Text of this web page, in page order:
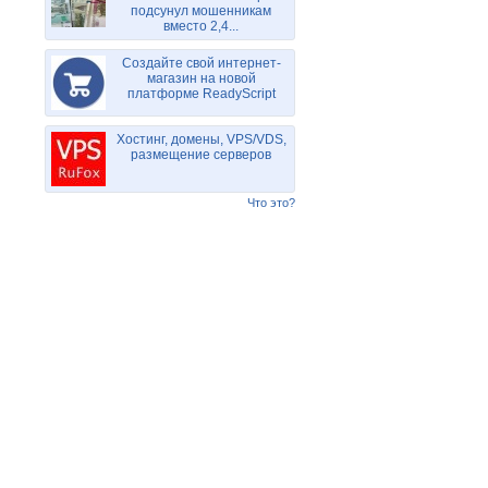
подсунул мошенникам
вместо 2,4...
Создайте свой интернет-
магазин на новой
платформе ReadyScript
Хостинг, домены, VPS/VDS,
размещение серверов
Что это?